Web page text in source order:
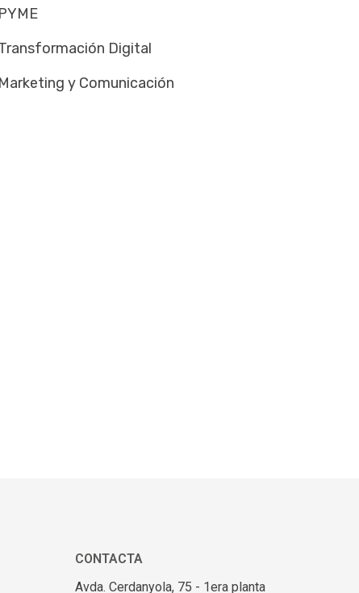
PYME
Digital
Marketing y Comunicación
CONTACTA
Avda. Cerdanyola, 75 - 1era planta